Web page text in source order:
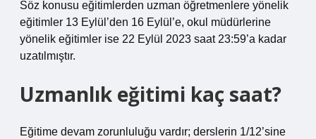
Söz konusu eğitimlerden uzman öğretmenlere yönelik
eğitimler 13 Eylül’den 16 Eylül’e, okul müdürlerine
yönelik eğitimler ise 22 Eylül 2023 saat 23:59’a kadar
uzatılmıştır.
Uzmanlık eğitimi kaç saat?
Eğitime devam zorunluluğu vardır; derslerin 1/12’sine